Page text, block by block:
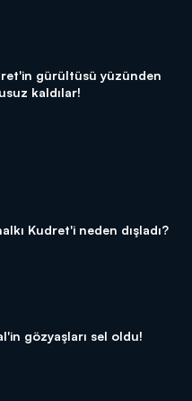
gürültüsü yüzünden
kaldılar!
Kudret'i neden dışladı?
gözyaşları sel oldu!